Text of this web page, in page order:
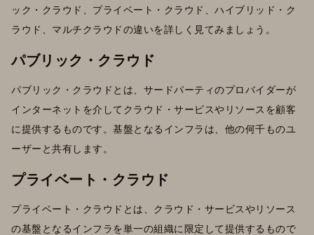
ック・クラウド、プライベート・クラウド、ハイブリッド・ク
ラウド、マルチクラウドの違いを詳しく見てみましょう。
パブリック・クラウド
パブリック・クラウドとは、サードパーティのプロバイダーが
インターネットを介してクラウド・サービスやリソースを顧客
に提供するものです。基盤となるインフラは、他の何千ものユ
ーザーと共有します。
プライベート・クラウド
プライベート・クラウドとは、クラウド・サービスやリソース
の基盤となるインフラを単一の組織に限定して提供するもので